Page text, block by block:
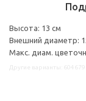
Высота: 13 см
Внешний диаметр:
Макс. диам.